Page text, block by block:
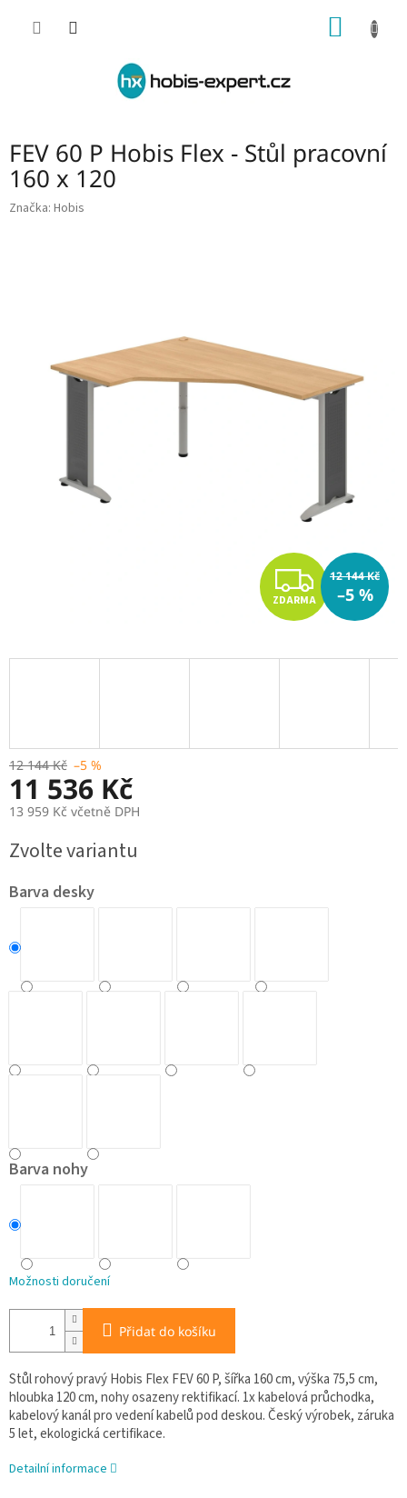
FEV 60 P Hobis Flex - Stůl pracovní
160 x 120
Značka: Hobis
Z
D
A
ZDARMA
12 144 Kč
–5 %
12 144 Kč –5 %
11 536 Kč
13 959 Kč včetně DPH
cena:
Zvolte variantu
Barva desky
Barva nohy
Možnosti doručení
Přidat do košíku
Stůl rohový pravý Hobis Flex FEV 60 P, šířka 160 cm, výška 75,5 cm,
hloubka 120 cm, nohy osazeny rektifikací. 1x kabelová průchodka,
kabelový kanál pro vedení kabelů pod deskou. Český výrobek, záruka
5 let, ekologická certifikace.
Detailní informace